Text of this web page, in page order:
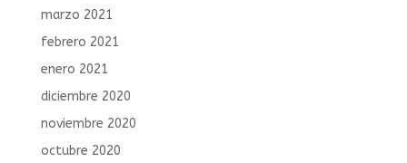
marzo 2021
febrero 2021
enero 2021
diciembre 2020
noviembre 2020
octubre 2020